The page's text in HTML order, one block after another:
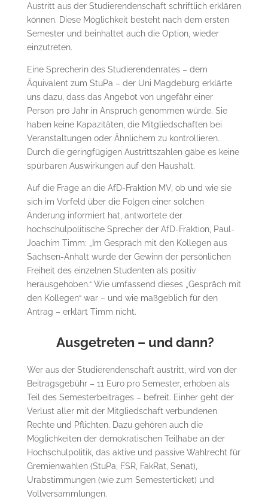
Austritt aus der Studierendenschaft schriftlich erklären
können. Diese Möglichkeit besteht nach dem ersten
Semester und beinhaltet auch die Option, wieder
einzutreten.
Eine Sprecherin des Studierendenrates – dem
Äquivalent zum StuPa – der Uni Magdeburg erklärte
uns dazu, dass das Angebot von ungefähr einer
Person pro Jahr in Anspruch genommen würde. Sie
haben keine Kapazitäten, die Mitgliedschaften bei
Veranstaltungen oder Ähnlichem zu kontrollieren.
Durch die geringfügigen Austrittszahlen gäbe es keine
spürbaren Auswirkungen auf den Haushalt.
Auf die Frage an die AfD-Fraktion MV, ob und wie sie
sich im Vorfeld über die Folgen einer solchen
Änderung informiert hat, antwortete der
hochschulpolitische Sprecher der AfD-Fraktion, Paul-
Joachim Timm: „Im Gespräch mit den Kollegen aus
Sachsen-Anhalt wurde der Gewinn der persönlichen
Freiheit des einzelnen Studenten als positiv
herausgehoben.“ Wie umfassend dieses „Gespräch mit
den Kollegen“ war – und wie maßgeblich für den
Antrag – erklärt Timm nicht.
Ausgetreten – und dann?
Wer aus der Studierendenschaft austritt, wird von der
Beitragsgebühr – 11 Euro pro Semester, erhoben als
Teil des Semesterbeitrages – befreit. Einher geht der
Verlust aller mit der Mitgliedschaft verbundenen
Rechte und Pflichten. Dazu gehören auch die
Möglichkeiten der demokratischen Teilhabe an der
Hochschulpolitik, das aktive und passive Wahlrecht für
Gremienwahlen (StuPa, FSR, FakRat, Senat),
Urabstimmungen (wie zum Semesterticket) und
Vollversammlungen.